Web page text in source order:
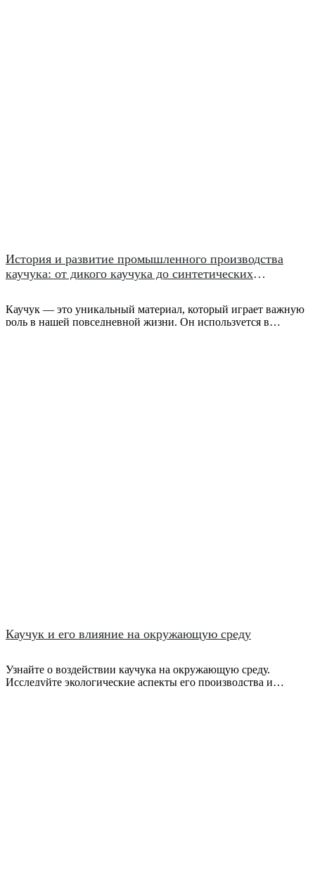
История и развитие промышленного производства
каучука: от дикого каучука до синтетических
Каучук — это уникальный материал, который играет важную
роль в нашей повседневной жизни. Он используется в
Каучук и его влияние на окружающую среду
Узнайте о воздействии каучука на окружающую среду.
Исследуйте экологические аспекты его производства и